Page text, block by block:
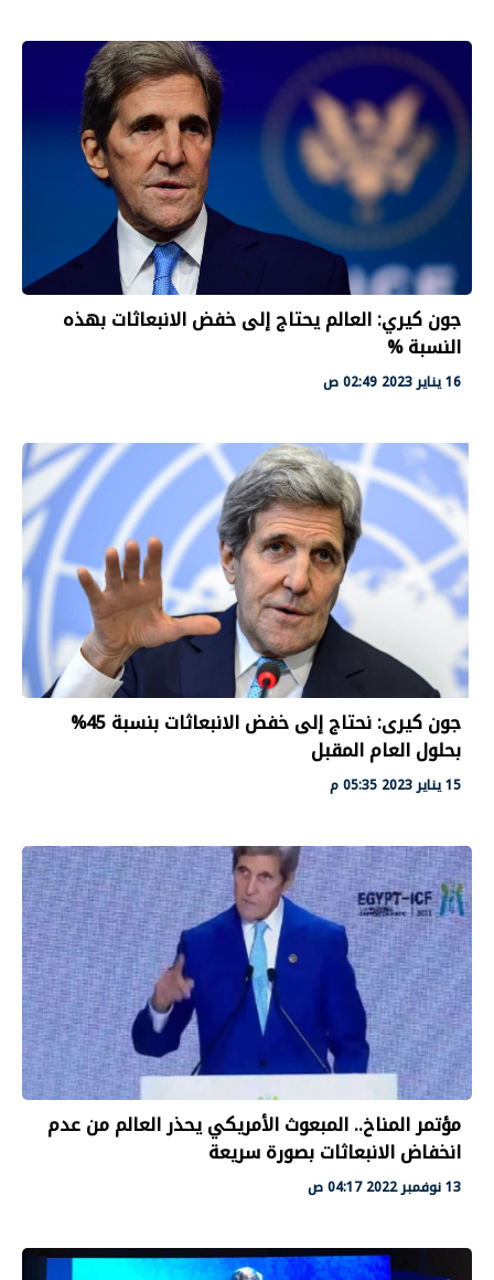
جون كيري: العالم يحتاج إلى خفض الانبعاثات بهذه
النسبة %
16 يناير 2023 02:49 ص
جون كيرى: نحتاج إلى خفض الانبعاثات بنسبة 45%
بحلول العام المقبل
15 يناير 2023 05:35 م
مؤتمر المناخ.. المبعوث الأمريكي يحذر العالم من عدم
انخفاض الانبعاثات بصورة سريعة
13 نوفمبر 2022 04:17 ص